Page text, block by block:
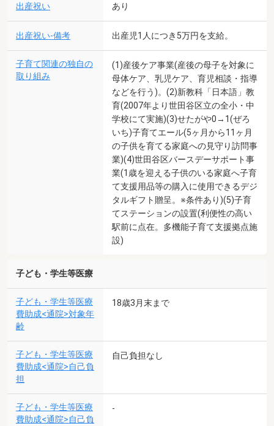
出産祝い あり
出産祝い-備考 出産児1人につき5万円を支給。
子育て関連の独自の
取り組み
(1)産後ケア事業(産後の母子を対象に
母体ケア、乳児ケア、育児相談・指導
などを行う)。(2)新教科「日本語」教
育(2007年より世田谷区立の全小・中
学校にて実施)(3)せたがや0→1(ぜろ
いち)子育てエール(5ヶ月から11ヶ月
の子供を育てる家庭への見守り訪問事
業)(4)世田谷区バースデーサポート事
業(1歳を迎える子供のいる家庭へ子育
て支援用品等の購入に使用できるデジ
タルギフト贈呈。※条件あり)(5)子育
てステーションの設置(利便性の高い
駅前に点在。多機能子育て支援拠点施
設)
子ども・学生等医療
子ども・学生等医療
費助成<通院>対象年
齢
18歳3月末まで
子ども・学生等医療
費助成<通院>自己負
担
自己負担なし
子ども・学生等医療
費助成<通院>自己負
-